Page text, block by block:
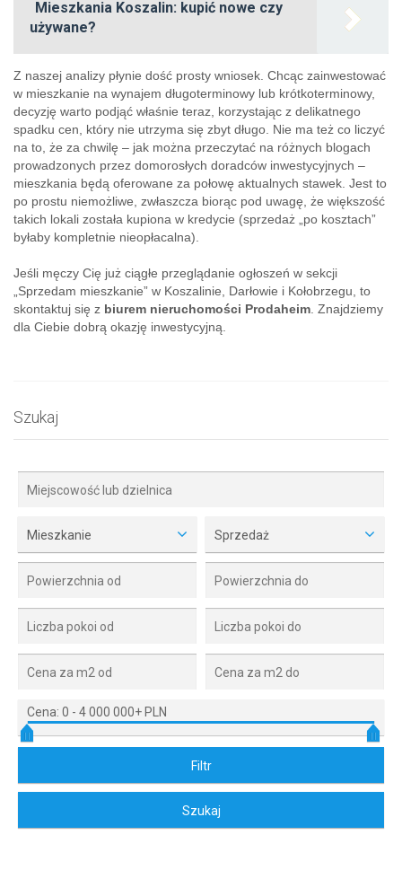
Mieszkania Koszalin: kupić nowe czy
używane?
Z naszej analizy płynie dość prosty wniosek. Chcąc zainwestować
w mieszkanie na wynajem długoterminowy lub krótkoterminowy,
decyzję warto podjąć właśnie teraz, korzystając z delikatnego
spadku cen, który nie utrzyma się zbyt długo. Nie ma też co liczyć
na to, że za chwilę – jak można przeczytać na różnych blogach
prowadzonych przez domorosłych doradców inwestycyjnych –
mieszkania będą oferowane za połowę aktualnych stawek. Jest to
po prostu niemożliwe, zwłaszcza biorąc pod uwagę, że większość
takich lokali została kupiona w kredycie (sprzedaż „po kosztach”
byłaby kompletnie nieopłacalna).
Jeśli męczy Cię już ciągłe przeglądanie ogłoszeń w sekcji
„Sprzedam mieszkanie” w Koszalinie, Darłowie i Kołobrzegu, to
skontaktuj się z biurem nieruchomości Prodaheim . Znajdziemy
dla Ciebie dobrą okazję inwestycyjną.
Szukaj
Mieszkanie Sprzedaż
Cena: 0 - 4 000 000+ PLN